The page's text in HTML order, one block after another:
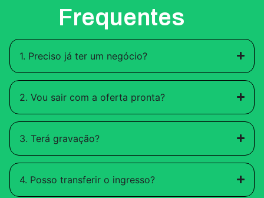
Frequentes
1. Preciso já ter um negócio?
2. Vou sair com a oferta pronta?
3. Terá gravação?
4. Posso transferir o ingresso?